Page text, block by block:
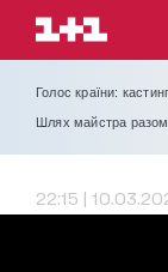
Голос країни: кастинг
Шлях майстра разом
22:15 |